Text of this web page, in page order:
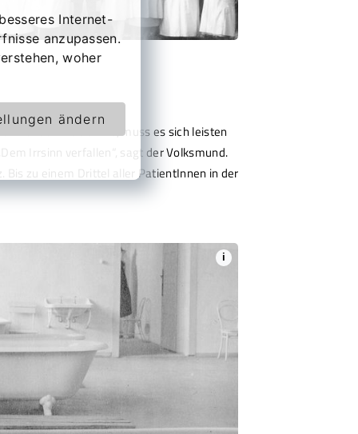
Internet-
anzupassen.
woher
ändern
hier behandelt wird, muss es sich leisten
Irrsinn verfallen“, sagt der Volksmund.
Bis zu einem Drittel aller PatientInnen in der
i